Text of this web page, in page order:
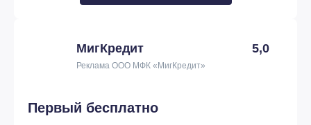
МигКредит 5,0
Реклама ООО МФК «МигКредит»
Первый бесплатно